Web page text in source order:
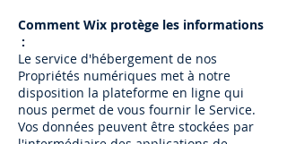
Comment Wix protège les informations
:
Le service d'hébergement de nos
Propriétés numériques met à notre
disposition la plateforme en ligne qui
nous permet de vous fournir le Service.
Vos données peuvent être stockées par